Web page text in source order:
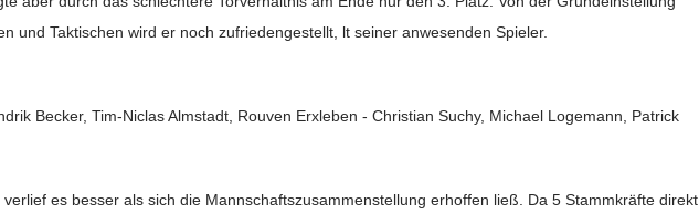
und Taktischen wird er noch zufriedengestellt, lt seiner anwesenden Spieler.
Becker, Tim-Niclas Almstadt, Rouven Erxleben - Christian Suchy, Michael Logemann, Patrick
verlief es besser als sich die Mannschaftszusammenstellung erhoffen ließ. Da 5 Stammkräfte direkt